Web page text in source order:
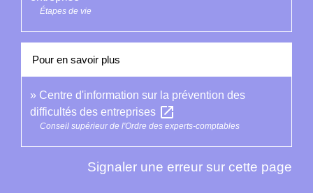
Étapes de vie
Pour en savoir plus
Centre d'information sur la prévention des
difficultés des entreprises open_in_new
Conseil supérieur de l'Ordre des experts-comptables
Signaler une erreur sur cette page